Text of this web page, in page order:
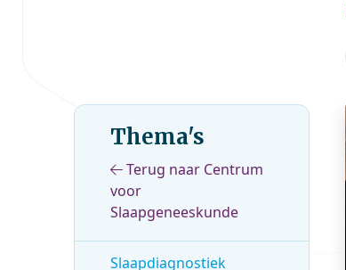
Thema's
Terug naar Centrum
voor
Slaapgeneeskunde
Slaapdiagnostiek